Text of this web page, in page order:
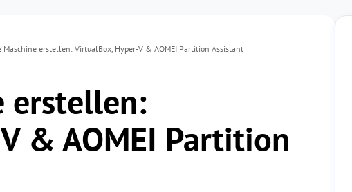
erstellen: VirtualBox, Hyper-V & AOMEI Partition Assistant
erstellen:
& AOMEI Partition